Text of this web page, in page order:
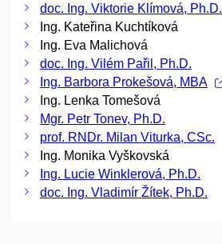
doc. Ing. Viktorie Klímová, Ph.D.
Ing. Kateřina Kuchtíková
Ing. Eva Malichová
doc. Ing. Vilém Pařil, Ph.D.
Ing. Barbora Prokešová, MBA
Ing. Lenka Tomešová
Mgr. Petr Tonev, Ph.D.
prof. RNDr. Milan Viturka, CSc.
Ing. Monika Vyškovská
Ing. Lucie Winklerová, Ph.D.
doc. Ing. Vladimír Žítek, Ph.D.